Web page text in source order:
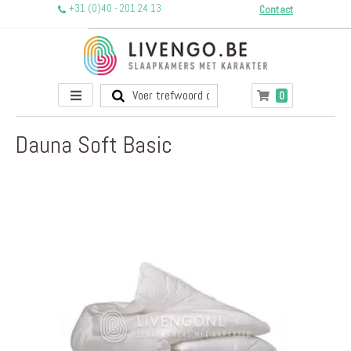
+31 (0)40 - 201 24 13 Contact
Toggle
Nav
Winkelwagen
0producten
Dauna Soft Basic